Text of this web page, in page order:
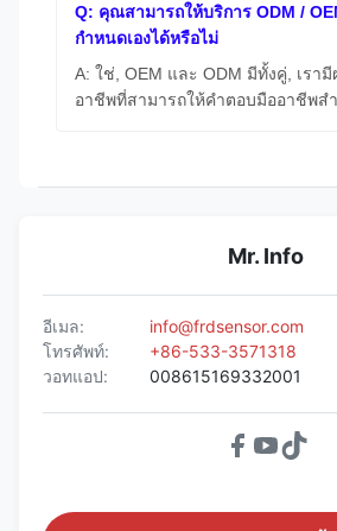
Q: คุณสามารถให้บริการ ODM /
กําหนดเองได้หรือไม่
A: ใช่, OEM และ ODM มีทั้งคู่, เรามี
อาชีพที่สามารถให้คําตอบมืออาชีพสํ
Mr. Info
อีเมล:
info@frdsensor.com
โทรศัพท์:
+86-533-3571318
วอทแอป:
008615169332001